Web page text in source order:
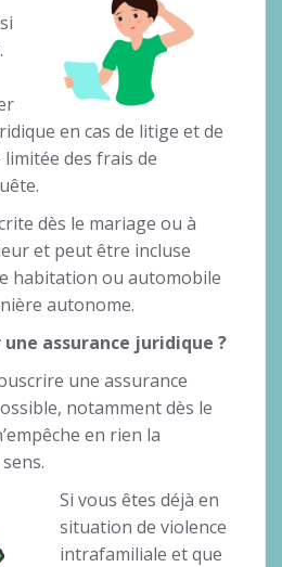
en cas de litige et de
des frais de
dès le mariage ou à
et peut être incluse
habitation ou automobile
autonome.
assurance juridique ?
une assurance
notamment dès le
en rien la
Si vous êtes déjà en
situation de violence
intrafamiliale et que